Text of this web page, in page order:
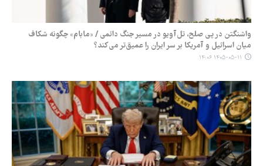
واشنگتن در پی صلح، تل‌آویو در مسیر جنگ دائمی / «مابام» چگونه شکاف
میان اسرائیل و آمریکا بر سر ایران را عمیق‌تر می‌کند؟
۱۴۰۵-۰۵-۱۱ ۱۴:۰۶